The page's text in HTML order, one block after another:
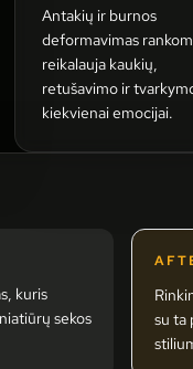
Antakių ir burnos
deformavimas
reikalauja kaukių,
retušavimo ir
kiekvienai emocijai.
kuris
sekos
su ta